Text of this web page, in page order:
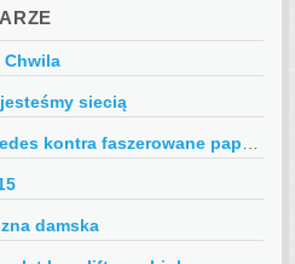
Chwila
siecią
kontra faszerowane papryczki
damska